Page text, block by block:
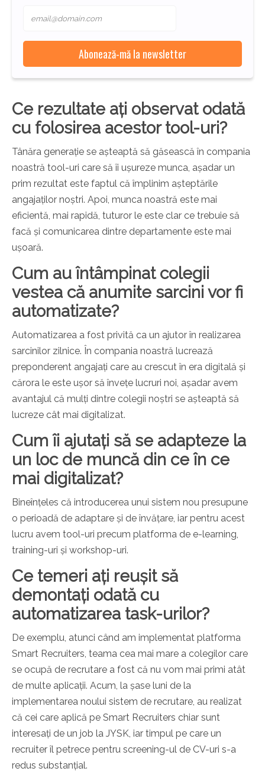
Ce rezultate ați observat odată
cu folosirea acestor tool-uri?
Tânăra generație se așteaptă să găsească în compania
noastră tool-uri care să îi ușureze munca, așadar un
prim rezultat este faptul că împlinim așteptările
angajaților noștri. Apoi, munca noastră este mai
eficientă, mai rapidă, tuturor le este clar ce trebuie să
facă și comunicarea dintre departamente este mai
ușoară.
Cum au întâmpinat colegii
vestea că anumite sarcini vor fi
automatizate?
Automatizarea a fost privită ca un ajutor în realizarea
sarcinilor zilnice. În compania noastră lucrează
preponderent angajați care au crescut în era digitală și
cărora le este ușor să învețe lucruri noi, așadar avem
avantajul că mulți dintre colegii noștri se așteaptă să
lucreze cât mai digitalizat.
Cum îi ajutați să se adapteze la
un loc de muncă din ce în ce
mai digitalizat?
Bineînțeles că introducerea unui sistem nou presupune
o perioadă de adaptare și de învățare, iar pentru acest
lucru avem tool-uri precum platforma de e-learning,
training-uri și workshop-uri.
Ce temeri ați reușit să
demontați odată cu
automatizarea task-urilor?
De exemplu, atunci când am implementat platforma
Smart Recruiters, teama cea mai mare a colegilor care
se ocupă de recrutare a fost că nu vom mai primi atât
de multe aplicații. Acum, la șase luni de la
implementarea noului sistem de recrutare, au realizat
că cei care aplică pe Smart Recruiters chiar sunt
interesați de un job la JYSK, iar timpul pe care un
recruiter îl petrece pentru screening-ul de CV-uri s-a
redus substanțial.